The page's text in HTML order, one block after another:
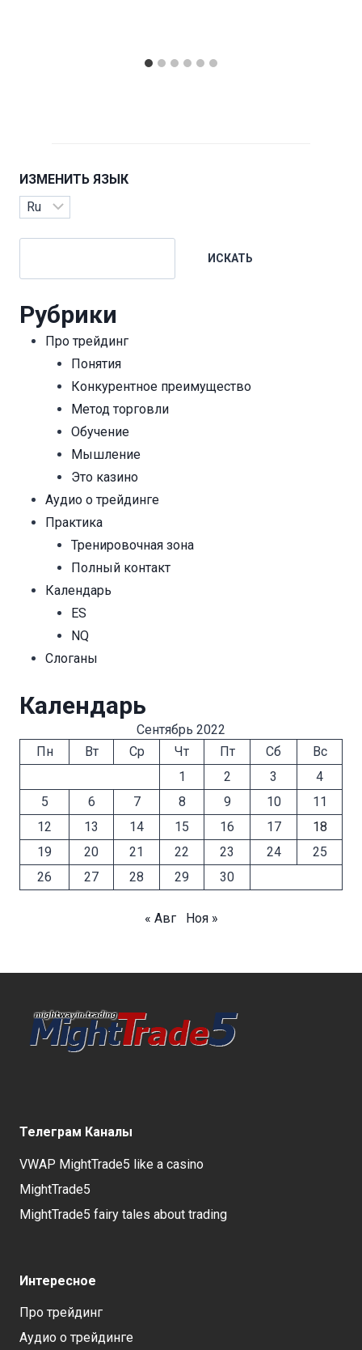
ИЗМЕНИТЬ ЯЗЫК
Изменить
язык
ИСКАТЬ
Рубрики
Про трейдинг
Понятия
Конкурентное преимущество
Метод торговли
Обучение
Мышление
Это казино
Аудио о трейдинге
Практика
Тренировочная зона
Полный контакт
Календарь
ES
NQ
Cлоганы
Календарь
Сентябрь 2022
Пн
Вт Ср Чт Пт Сб
Вс
1
2 3
4
5
6 7 8 9 10
11
12
13 14 15 16 17
18
19
20 21 22 23 24
25
26
27 28 29 30
« Авг Ноя »
Телеграм Каналы
VWAP MightTrade5 like a casino
MightTrade5
MightTrade5 fairy tales about trading
Интересное
Про трейдинг
Аудио о трейдинге